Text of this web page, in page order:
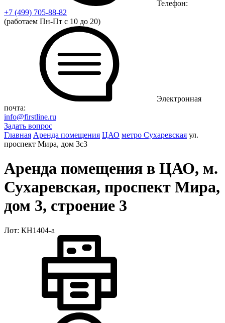
Телефон:
+7 (499) 705-88-82
(работаем Пн-Пт с 10 до 20)
Электронная
почта:
info@firstline.ru
Задать вопрос
Главная Аренда помещения ЦАО метро Сухаревская ул.
проспект Мира, дом 3с3
Аренда помещения в ЦАО, м.
Сухаревская, проспект Мира,
дом 3, строение 3
Лот: КН1404-a